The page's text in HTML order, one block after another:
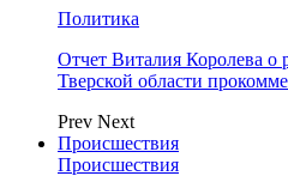
Политика
Отчет Виталия Королева о
Тверской области
Prev Next
Происшествия
Происшествия